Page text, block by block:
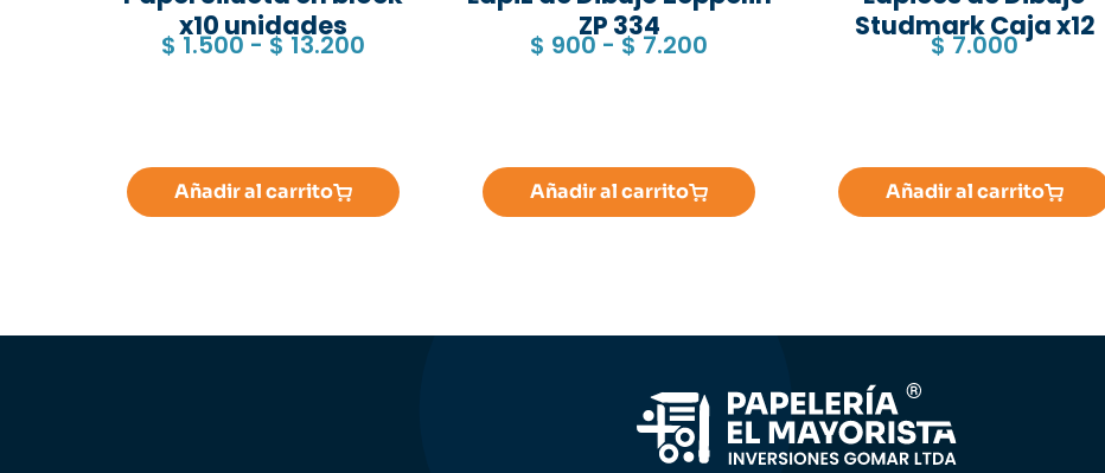
x10 unidades
$1.500 -$13.200
Añadir al carrito
ZP 334
$ 900 - $7.200
Añadir al carrito
Studmark Caja x12
$7.000
Añadir al carrito